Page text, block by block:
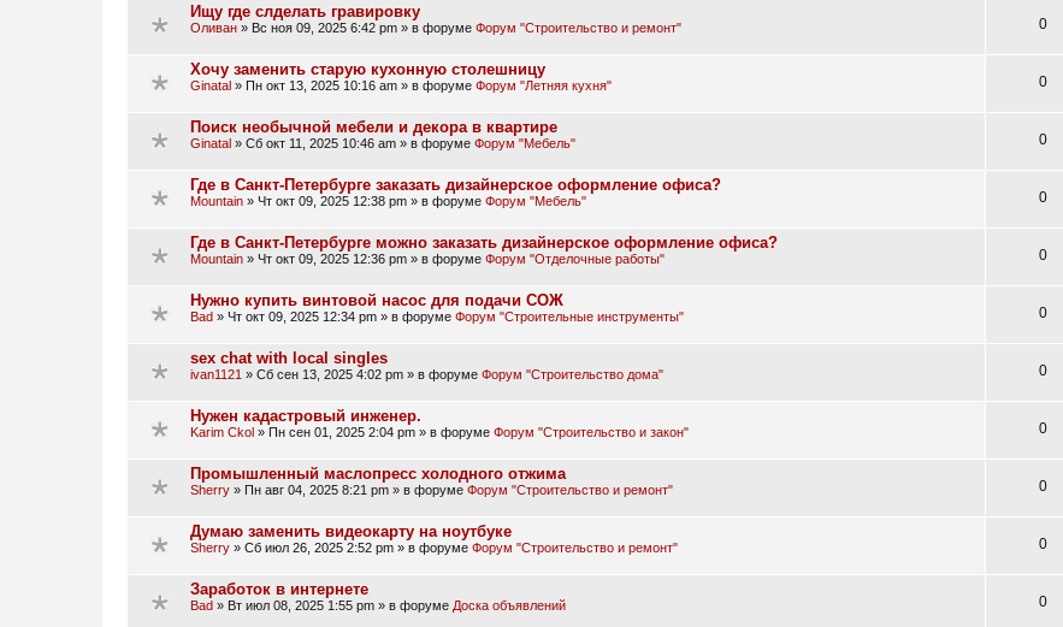
Ищу где слделать гравировку
Оливан » Вс ноя 09, 2025 6:42 pm » в форуме Форум "Строительство и ремонт" 0
Хочу заменить старую кухонную столешницу
Ginatal » Пн окт 13, 2025 10:16 am » в форуме Форум "Летняя кухня" 0
Поиск необычной мебели и декора в квартире
Ginatal » Сб окт 11, 2025 10:46 am » в форуме Форум "Мебель" 0
Где в Санкт-Петербурге заказать дизайнерское оформление офиса?
Mountain » Чт окт 09, 2025 12:38 pm » в форуме Форум "Мебель" 0
Где в Санкт-Петербурге можно заказать дизайнерское оформление офиса?
Mountain » Чт окт 09, 2025 12:36 pm » в форуме Форум "Отделочные работы" 0
Нужно купить винтовой насос для подачи СОЖ
Bad » Чт окт 09, 2025 12:34 pm » в форуме Форум "Строительные инструменты" 0
sex chat with local singles
ivan1121 » Сб сен 13, 2025 4:02 pm » в форуме Форум "Строительство дома" 0
Нужен кадастровый инженер.
Karim Ckol » Пн сен 01, 2025 2:04 pm » в форуме Форум "Строительство и закон" 0
Промышленный маслопресс холодного отжима
Sherry » Пн авг 04, 2025 8:21 pm » в форуме Форум "Строительство и ремонт" 0
Думаю заменить видеокарту на ноутбуке
Sherry » Сб июл 26, 2025 2:52 pm » в форуме Форум "Строительство и ремонт" 0
Заработок в интернете
Bad » Вт июл 08, 2025 1:55 pm » в форуме Доска объявлений 0